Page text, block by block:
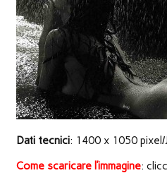
Dati tecnici: 1400 x 1050 pixel/
Come scaricare l’immagine: